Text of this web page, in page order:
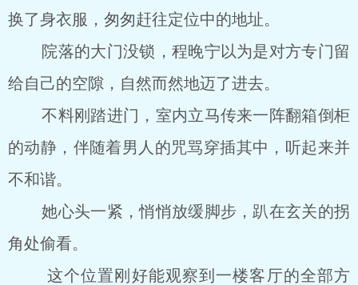
换了身衣服，匆匆赶往定位中的地址。
院落的大门没锁，程晚宁以为是对方专门留
给自己的空隙，自然而然地迈了进去。
不料刚踏进门，室内立马传来一阵翻箱倒柜
的动静，伴随着男人的咒骂穿插其中，听起来并
不和谐。
她心头一紧，悄悄放缓脚步，趴在玄关的拐
角处偷看。
这个位置刚好能观察到一楼客厅的全部方